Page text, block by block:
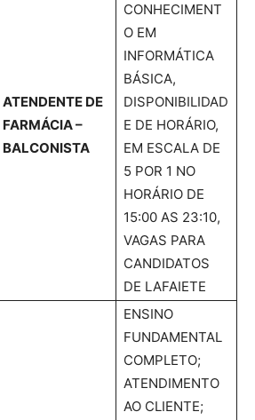
ATENDENTE DE
FARMÁCIA –
BALCONISTA
CONHECIMENT
O EM
INFORMÁTICA
BÁSICA,
DISPONIBILIDAD
E DE HORÁRIO,
EM ESCALA DE
5 POR 1 NO
HORÁRIO DE
15:00 AS 23:10,
VAGAS PARA
CANDIDATOS
DE LAFAIETE
ENSINO
FUNDAMENTAL
COMPLETO;
ATENDIMENTO
AO CLIENTE;